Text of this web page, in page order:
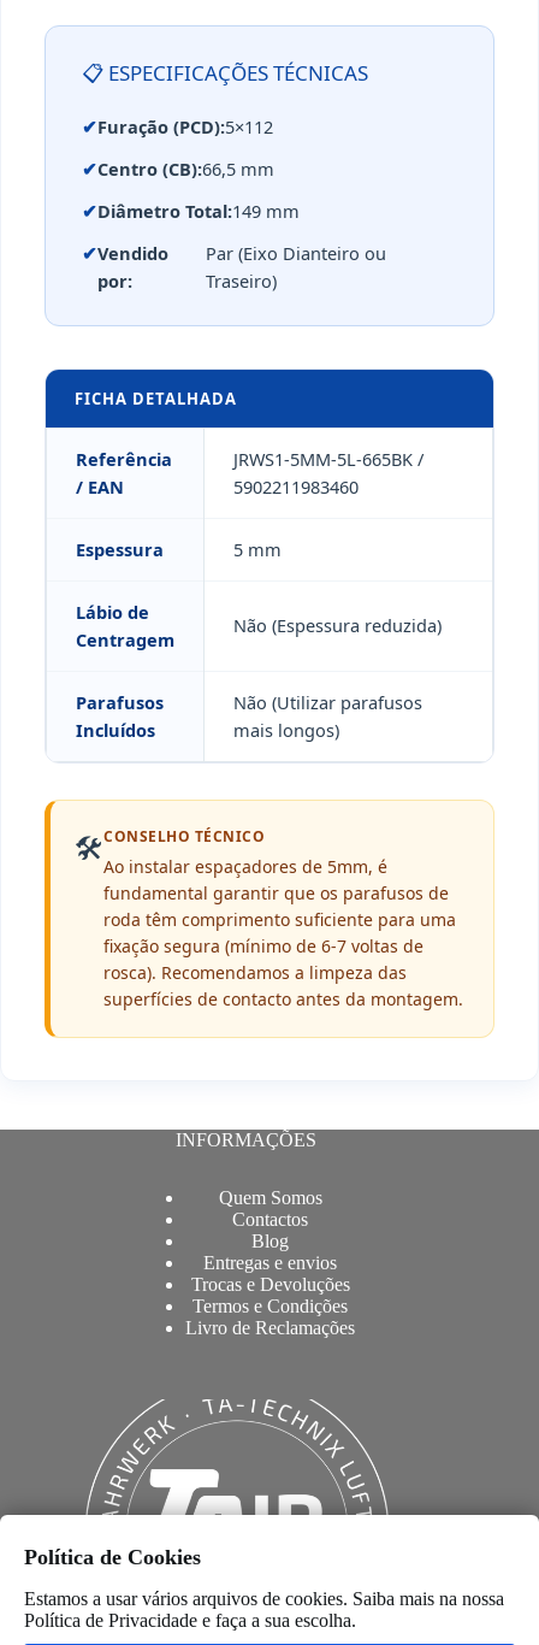
📋 ESPECIFICAÇÕES TÉCNICAS
✔Furação (PCD):5×112
✔Centro (CB):66,5 mm
✔Diâmetro Total:149 mm
✔Vendido
por:
Par (Eixo Dianteiro ou
Traseiro)
FICHA DETALHADA
Referência
/ EAN
JRWS1-5MM-5L-665BK /
5902211983460
Espessura 5 mm
Lábio de
Centragem
Não (Espessura reduzida)
Parafusos
Incluídos
Não (Utilizar parafusos
mais longos)
🛠️CONSELHO TÉCNICO
Ao instalar espaçadores de 5mm, é
fundamental garantir que os parafusos de
roda têm comprimento suficiente para uma
fixação segura (mínimo de 6-7 voltas de
rosca). Recomendamos a limpeza das
superfícies de contacto antes da montagem.
INFORMAÇÕES
Quem Somos
Contactos
Blog
Entregas e envios
Trocas e Devoluções
Termos e Condições
Livro de Reclamações
Política de Cookies
Estamos a usar vários arquivos de cookies. Saiba mais na nossa
Política de Privacidade e faça a sua escolha.